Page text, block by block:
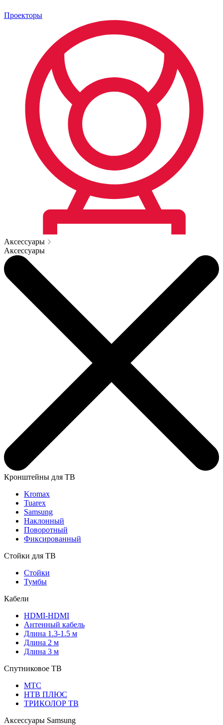
Проекторы
Аксессуары
Аксессуары
Кронштейны для ТВ
Kromax
Tuarex
Samsung
Наклонный
Поворотный
Фиксированный
Стойки для ТВ
Стойки
Тумбы
Кабели
HDMI-HDMI
Антенный кабель
Длина 1.3-1.5 м
Длина 2 м
Длина 3 м
Спутниковое ТВ
МТС
НТВ ПЛЮС
ТРИКОЛОР ТВ
Аксессуары Samsung